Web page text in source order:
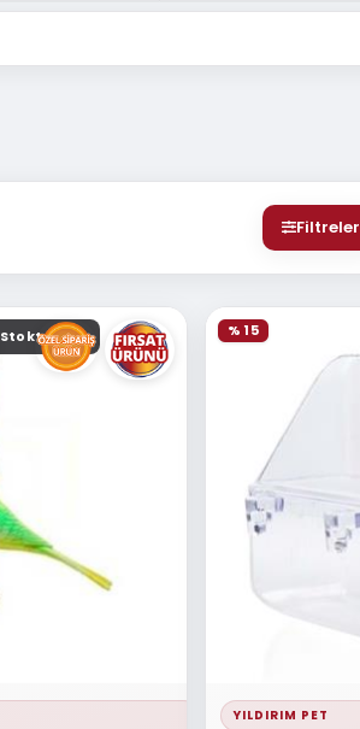
Filtreler
Stokta yok
YILDIRIM PET
% 15